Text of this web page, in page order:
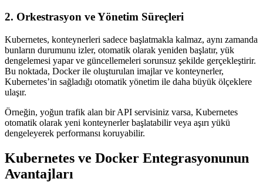
2. Orkestrasyon ve Yönetim Süreçleri
Kubernetes, konteynerleri sadece başlatmakla kalmaz, aynı zamanda
bunların durumunu izler, otomatik olarak yeniden başlatır, yük
dengelemesi yapar ve güncellemeleri sorunsuz şekilde gerçekleştirir.
Bu noktada, Docker ile oluşturulan imajlar ve konteynerler,
Kubernetes’in sağladığı otomatik yönetim ile daha büyük ölçeklere
ulaşır.
Örneğin, yoğun trafik alan bir API servisiniz varsa, Kubernetes
otomatik olarak yeni konteynerler başlatabilir veya aşırı yükü
dengeleyerek performansı koruyabilir.
Kubernetes ve Docker Entegrasyonunun
Avantajları